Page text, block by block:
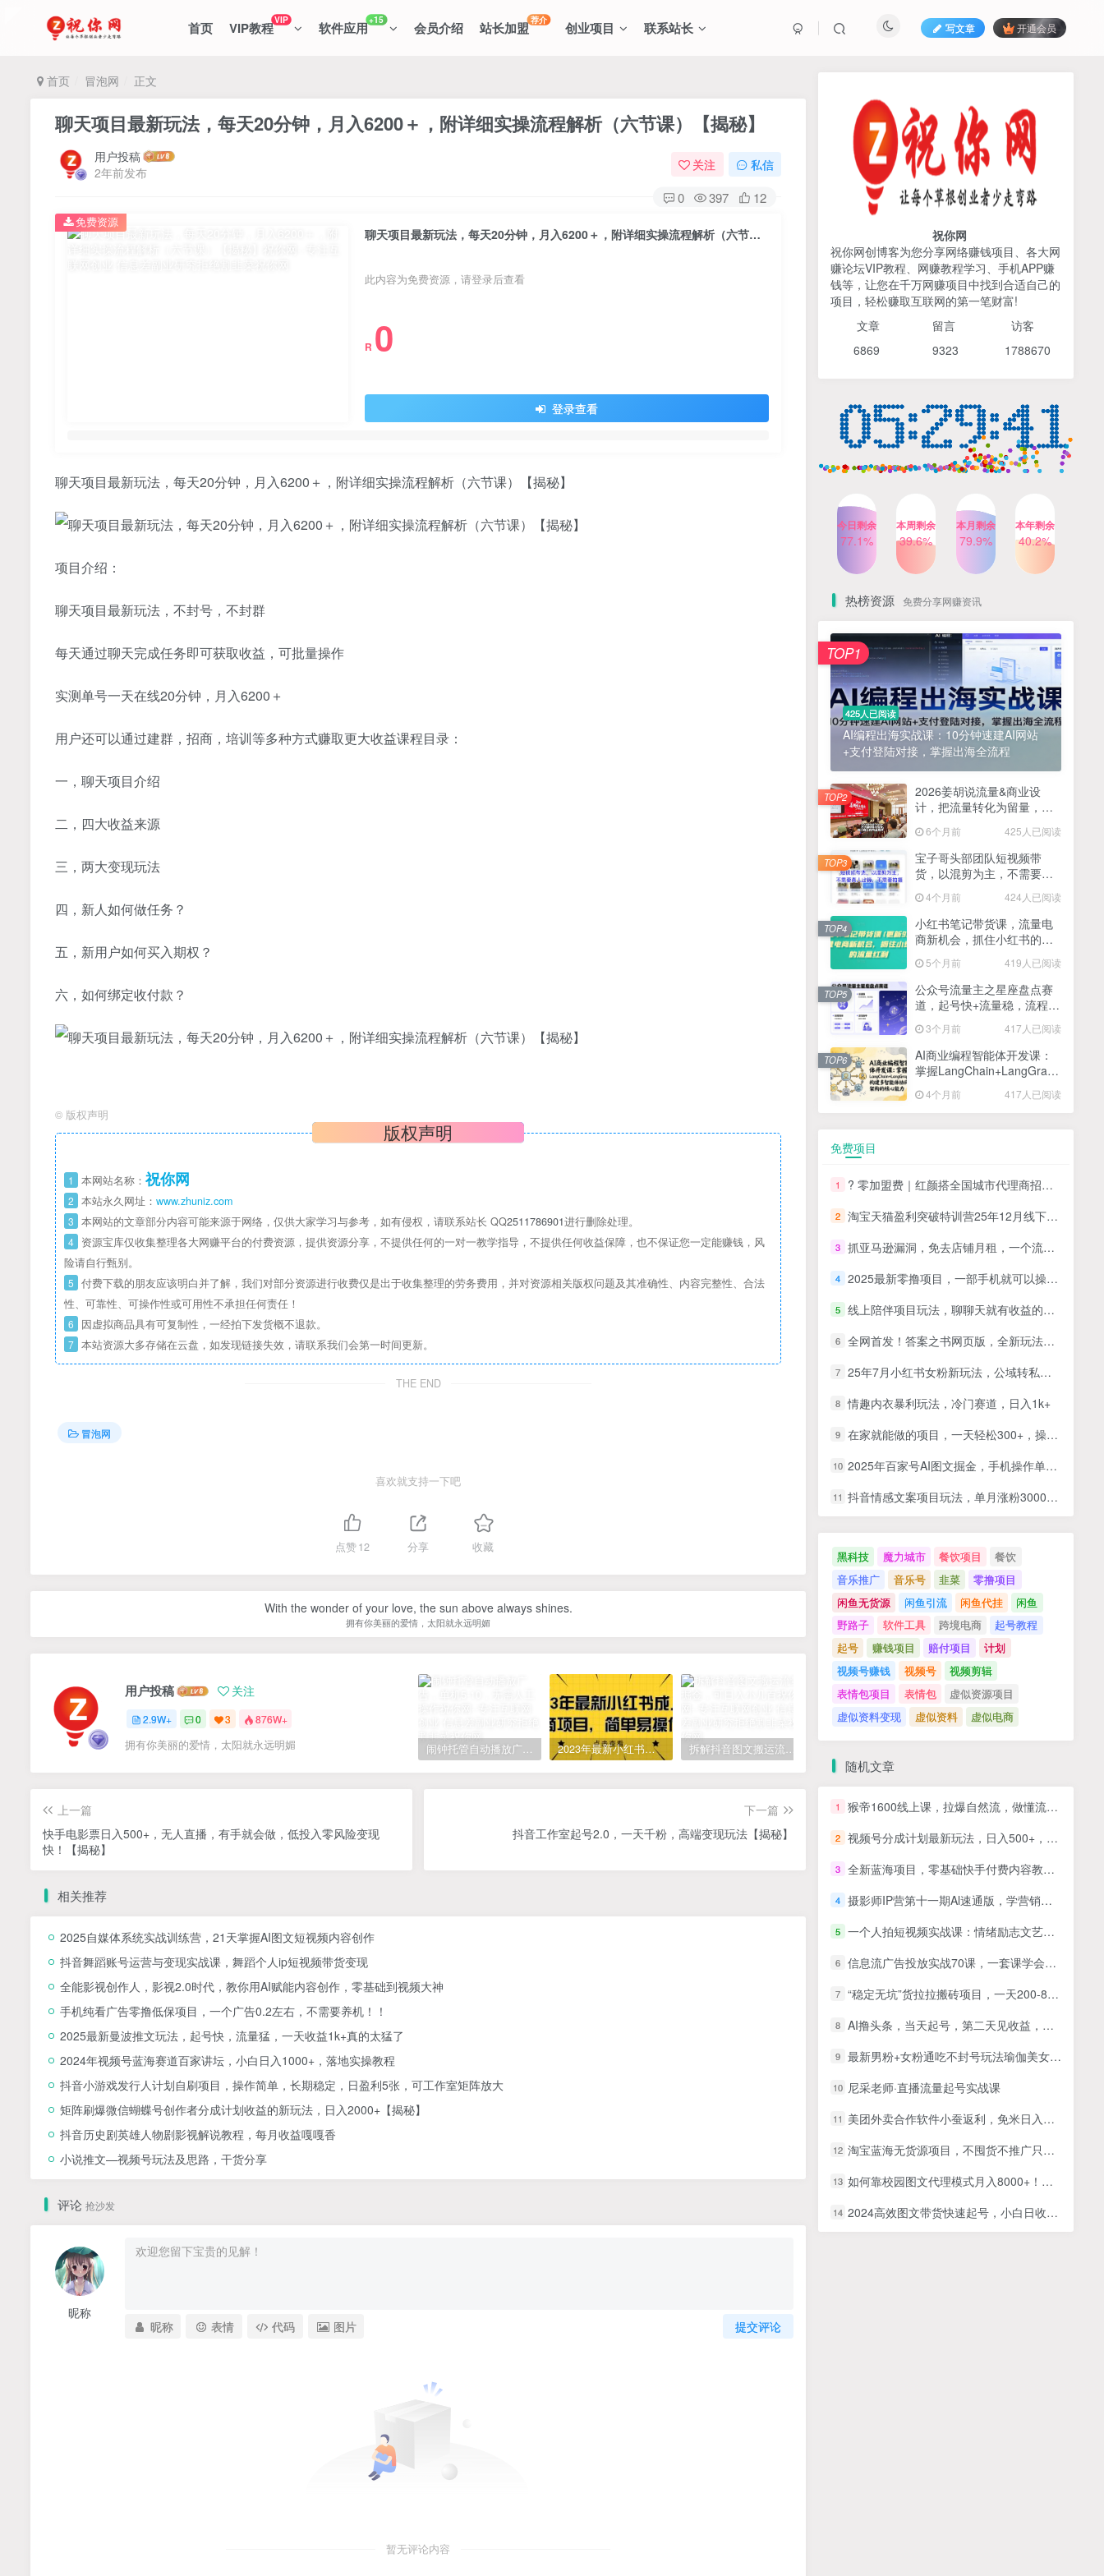
首页 VIP教程VIP 软件应用+15 会员介绍 站长加盟荐介 创业项目 联系站长 写文章 开通会员
首页 冒泡网 正文
聊天项目最新玩法，每天20分钟，月入6200＋，附详细实操流程解析（六节课）【揭秘】
用户投稿
2年前发布
关注 私信
0 397 12
聊天项目最新玩法，每天20分钟，月入6200＋，附详细实操流程解析（六节课）【揭秘】
此内容为免费资源，请登录后查看
R 0
登录查看
免费资源
聊天项目最新玩法，每天20分钟，月入6200＋，附详细实操流程解析（六节课）【揭秘】
项目介绍：
聊天项目最新玩法，不封号，不封群
每天通过聊天完成任务即可获取收益，可批量操作
实测单号一天在线20分钟，月入6200＋
用户还可以通过建群，招商，培训等多种方式赚取更大收益课程目录：
一，聊天项目介绍
二，四大收益来源
三，两大变现玩法
四，新人如何做任务？
五，新用户如何买入期权？
六，如何绑定收付款？
© 版权声明
版权声明
1 本网站名称： 祝你网
2 本站永久网址： www.zhuniz.com
3 本网站的文章部分内容可能来源于网络，仅供大家学习与参考，如有侵权，请联系站长 QQ2511786901进行删除处理。
4 资源宝库仅收集整理各大网赚平台的付费资源，提供资源分享，不提供任何的一对一教学指导，不提供任何收益保障，也不保证您一定能赚钱，风
险请自行甄别。
5 付费下载的朋友应该明白并了解，我们对部分资源进行收费仅是出于收集整理的劳务费用，并对资源相关版权问题及其准确性、内容完整性、合法
性、可靠性、可操作性或可用性不承担任何责任！
6 因虚拟商品具有可复制性，一经拍下发货概不退款。
7 本站资源大多存储在云盘，如发现链接失效，请联系我们会第一时间更新。
THE END
冒泡网
喜欢就支持一下吧
点赞12 分享 收藏
With the wonder of your love, the sun above always shines.
拥有你美丽的爱情，太阳就永远明媚
用户投稿 关注
2.9W+ 0 3 876W+
拥有你美丽的爱情，太阳就永远明媚 闹钟托管自动播放广告，单机5-10，无需人工操作 2023年最新小红书成人电商项目，简单易操作【详细教程】 拆解抖音图文搬运流量掘金，可日入小几百
上一篇
快手电影票日入500+，无人直播，有手就会做，低投入零风险变现
快！【揭秘】
下一篇
抖音工作室起号2.0，一天千粉，高端变现玩法【揭秘】
相关推荐
2025自媒体系统实战训练营，21天掌握AI图文短视频内容创作
抖音舞蹈账号运营与变现实战课，舞蹈个人ip短视频带货变现
全能影视创作人，影视2.0时代，教你用AI赋能内容创作，​零基础到视频大神
手机纯看广告零撸低保项目，一个广告0.2左右，不需要养机！！
2025最新曼波推文玩法，起号快，流量猛，一天收益1k+真的太猛了
2024年视频号蓝海赛道百家讲坛，小白日入1000+，落地实操教程
抖音小游戏发行人计划自刷项目，操作简单，长期稳定，日盈利5张，可工作室矩阵放大
矩阵刷爆微信蝴蝶号创作者分成计划收益的新玩法，日入2000+【揭秘】
抖音历史剧英雄人物剧影视解说教程，每月收益嘎嘎香
小说推文—视频号玩法及思路，干货分享
评论 抢沙发
昵称
提交评论
昵称 表情 代码 图片
暂无评论内容
425人已阅读
AI编程出海实战课：10分钟速建AI网站
+支付登陆对接，掌握出海全流程
TOP1
2026姜胡说流量&商业设
计，把流量转化为留量，设
计自己的商业模式
6个月前 425人已阅读
TOP2
货，以混剪为主，不需要真
小红书笔记带货课，流量电
商新机会，抓住小红书的流
量红利(更新26年2月)
5个月前 419人已阅读
TOP4
公众号流量主之星座盘点赛
3个月前
TOP5
AI商业编程智能体开发课：
掌握LangChain+LangGraph
构建多智能体协同架构的核
4个月前 417人已阅读
TOP6
1 ? 零加盟费｜红颜搭全国城市代理商招募正式启动！
2 淘宝天猫盈利突破特训营25年12月线下课，系统性的深度剖析电商企业经营之道，打造电商标准化运营体系
3 抓亚马逊漏洞，免去店铺月租，一个流量大竞争小，让你有机会成大卖的赛道
2025最新零撸项目，一部手机就可以操作，20秒一单，零投入纯薅羊毛，无门槛，一天200+【揭秘】
5 线上陪伴项目玩法，聊聊天就有收益的项目，一个月收益5000+
6 全网首发！答案之书网页版，全新玩法，搭配文档和网页，日入1k+零门槛小白首选副业
7 25年7月小红书女粉新玩法，公域转私域变现，日轻松变现2张+，5分钟简单复制好上手
8 情趣内衣暴利玩法，冷门赛道，日入1k+
9 在家就能做的项目，一天轻松300+，操作简单上手快
10 2025年百家号AI图文掘金，手机操作单号月入4-5位数，低门槛【附指令+工具】
抖音情感文案项目玩法，单月涨粉3000+，新手小白也能做
祝你网
祝你网创博客为您分享网络赚钱项目、各大网
赚论坛VIP教程、网赚教程学习、手机APP赚
钱等，让您在千万网赚项目中找到合适自己的
项目，轻松赚取互联网的第一笔财富!
文章 留言 访客
6869 9323 1788670
今日剩余
77.1%
本周剩余
39.6%
本月剩余
79.9%
本年剩余
40.2%
热榜资源 免费分享网赚资讯
425人已阅读
AI编程出海实战课：10分钟速建AI网站
+支付登陆对接，掌握出海全流程
TOP1
2026姜胡说流量&商业设
计，把流量转化为留量，设
6个月前 425人已阅读
TOP2
宝子哥头部团队短视频带
货，以混剪为主，不需要真
26年3月】
4个月前 424人已阅读
TOP3
小红书笔记带货课，流量电
商新机会，抓住小红书的流
5个月前 419人已阅读
TOP4
公众号流量主之星座盘点赛
道，起号快+流量稳，流程简
3个月前 417人已阅读
TOP5
AI商业编程智能体开发课：
掌握LangChain+LangGraph
心能力
4个月前 417人已阅读
TOP6
免费项目
1 ? 零加盟费｜红颜搭全国城市代理商招募正式启动！
2 淘宝天猫盈利突破特训营25年12月线下课，系统性的深度剖析电商企业经营之道，打造电商标准化运营体系
3 抓亚马逊漏洞，免去店铺月租，一个流量大竞争小，让你有机会成大卖的赛道
4 2025最新零撸项目，一部手机就可以操作，20秒一单，零投入纯薅羊毛，无门槛，一天200+【揭秘】
5 线上陪伴项目玩法，聊聊天就有收益的项目，一个月收益5000+
6 全网首发！答案之书网页版，全新玩法，搭配文档和网页，日入1k+零门槛小白首选副业
7 25年7月小红书女粉新玩法，公域转私域变现，日轻松变现2张+，5分钟简单复制好上手
8 情趣内衣暴利玩法，冷门赛道，日入1k+
9 在家就能做的项目，一天轻松300+，操作简单上手快
10 2025年百家号AI图文掘金，手机操作单号月入4-5位数，低门槛【附指令+工具】
11 抖音情感文案项目玩法，单月涨粉3000+，新手小白也能做
黑科技 魔力城市 餐饮项目
餐饮
音乐推广
音乐号 韭菜
零撸项目
闲鱼无货源
闲鱼引流 闲鱼代挂
闲鱼
野路子
软件工具 跨境电商
起号教程
起号
赚钱项目 赔付项目
计划
视频号赚钱
视频号
视频剪辑
表情包项目
表情包
虚似资源项目
虚似资料变现
虚似资料 虚似电商
随机文章
1 猴帝1600线上课，拉爆自然流，做懂流量的主播，新规政策下，自然流破圈攻略【更新12月】
2 视频号分成计划最新玩法，日入500+，年末最后的冲刺
3 全新蓝海项目，零基础快手付费内容教学，小白也可以操作
4 摄影师IP营第十一期Al速通版，学营销思维+打造个人品牌
5 一个人拍短视频实战课：情绪励志文艺旅行多题材×五大景别×黄金构图×八大运镜，从拍摄到成片高效创作
6 信息流广告投放实战70课，一套课学会信息流广告投放，迄今为止，最系统化教程
7 “稳定无坑”货拉拉搬砖项目，一天200-800，某工作室收费5980
8 AI撸头条，当天起号，第二天见收益，日入2000+
9 最新男粉+女粉通吃不封号玩法瑜伽美女掘金，日入2500+
10 尼采老师·直播流量起号实战课
11 美团外卖合作软件小蚕返利，免米日入60＋，有苹果手机，电脑就可以做！
12 淘宝蓝海无货源项目，不囤货不推广只做冷门高利润代发，花一半时间赚10倍钱
13 如何靠校园图文代理模式月入8000+！详细剖析及实战教学！
14 2024高效图文带货快速起号，小白日收入也能1000+